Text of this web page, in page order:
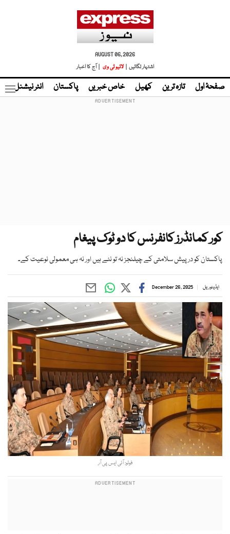
AUGUST 06, 2026
اشتہار لگائیں |
لائیو ٹی وی | آج کا اخبار
صفحۂ اول تازہ ترین کھیل خاص خبریں پاکستان انٹر نیشنل
کور کمانڈرز کانفرنس کا دو ٹوک پیغام
پاکستان کو درپیش سلامتی کے چیلنجز نہ تو نئے ہیں اور نہ ہی معمولی نوعیت کے۔
ایڈیٹوریل December 26, 2025
فوٹو: آئی ایس پی آر